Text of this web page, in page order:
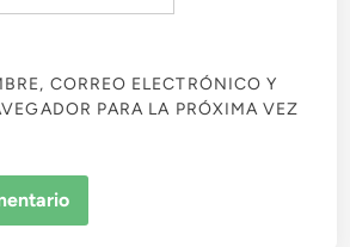
CORREO ELECTRÓNICO Y
PARA LA PRÓXIMA VEZ